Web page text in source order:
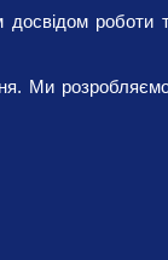
досвідом роботи
Ми розробляємо